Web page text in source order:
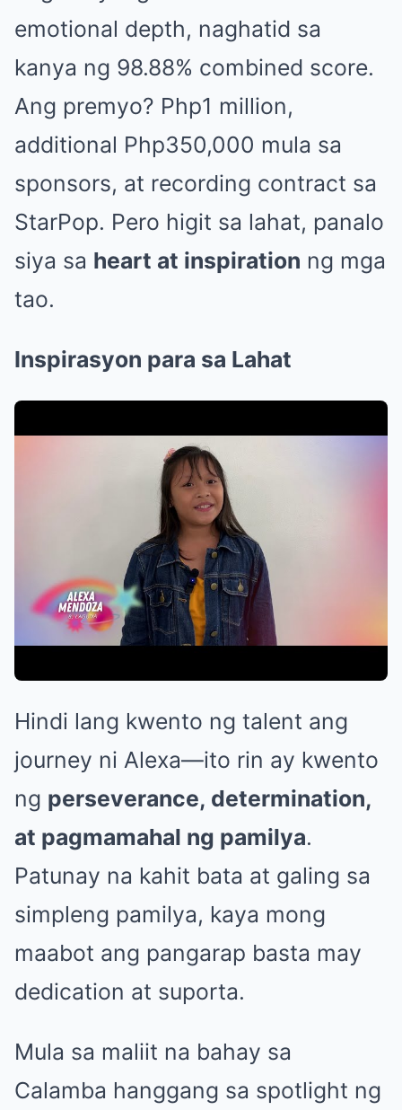
emotional depth, naghatid sa
kanya ng 98.88% combined score.
Ang premyo? Php1 million,
additional Php350,000 mula sa
sponsors, at recording contract sa
StarPop. Pero higit sa lahat, panalo
siya sa heart at inspiration ng mga
tao.
Inspirasyon para sa Lahat
Hindi lang kwento ng talent ang
journey ni Alexa—ito rin ay kwento
ng perseverance, determination,
at pagmamahal ng pamilya.
Patunay na kahit bata at galing sa
simpleng pamilya, kaya mong
maabot ang pangarap basta may
dedication at suporta.
Mula sa maliit na bahay sa
Calamba hanggang sa spotlight ng